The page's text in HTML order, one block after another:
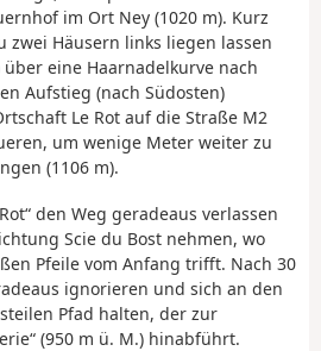
im Ort Ney (1020 m). Kurz
zwei Häusern links liegen lassen
eine Haarnadelkurve nach
Aufstieg (nach Südosten)
Le Rot auf die Straße M2
um wenige Meter weiter zu
(1106 m).
den Weg geradeaus verlassen
Scie du Bost nehmen, wo
Pfeile vom Anfang trifft. Nach 30
ignorieren und sich an den
Pfad halten, der zur
(950 m ü. M.) hinabführt.